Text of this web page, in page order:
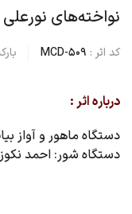
نواخته‌های
کد اثر : MCD-509
درباره اثر :
دستگاه ماهور و آواز
دستگاه شور: احمد